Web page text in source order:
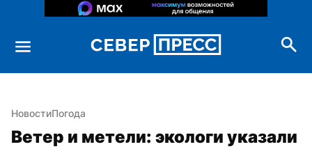
НовостиПогода
Ветер и метели: экологи указали